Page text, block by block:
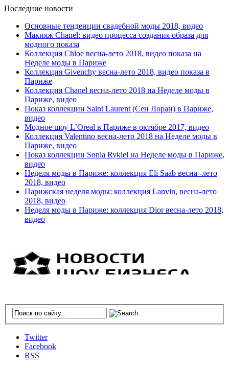
Последние новости
Основные тенденции свадебной моды 2018, видео
Макияж Chanel: видео процесса создания образа для
модного показа
Коллекция Chloe весна-лето 2018, видео показа на
Неделе моды в Париже
Коллекция Givenchy весна-лето 2018, видео показа в
Париже
Коллекция Chanel весна-лето 2018 на Неделе моды в
Париже, видео
Показ коллекции Saint Laurent (Сен Лоран) в Париже,
видео
Модное шоу L’Oreal в Париже в октябре 2017, видео
Коллекция Valentino весна-лето 2018 на Неделе моды в
Париже, видео
Показ коллекции Sonia Rykiel на Неделе моды в Париже,
видео
Неделя моды в Париже: коллекция Eli Saab весна -лето
2018, видео
Парижская неделя моды: коллекция Lanvin, весна-лето
2018, видео
Неделя моды в Париже: коллекция Dior весна-лето 2018,
видео
Twitter
Facebook
RSS